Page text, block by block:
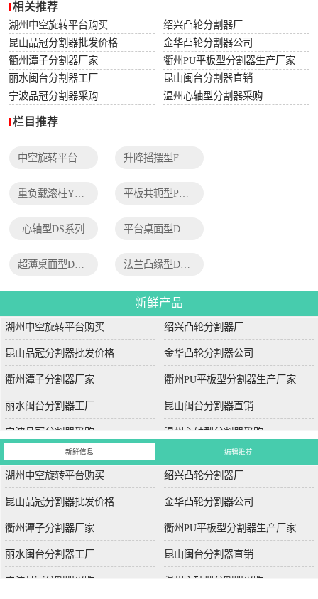
相关推荐
湖州中空旋转平台购买
绍兴凸轮分割器厂
昆山品冠分割器批发价格
金华凸轮分割器公司
衢州潭子分割器厂家
衢州PU平板型分割器生产厂家
丽水闽台分割器工厂
昆山闽台分割器直销
宁波品冠分割器采购
温州心轴型分割器采购
栏目推荐
升降摇摆型FH系列
心轴型DS系列 平台桌面型DT系列
法兰凸缘型DF系列
新鲜产品
湖州中空旋转平台购买 绍兴凸轮分割器厂
昆山品冠分割器批发价格 金华凸轮分割器公司
衢州潭子分割器厂家 衢州PU平板型分割器生产厂家
丽水闽台分割器工厂 昆山闽台分割器直销
宁波品冠分割器采购 温州心轴型分割器采购
新鲜信息 编辑推荐
湖州中空旋转平台购买 绍兴凸轮分割器厂
昆山品冠分割器批发价格 金华凸轮分割器公司
衢州潭子分割器厂家 衢州PU平板型分割器生产厂家
丽水闽台分割器工厂 昆山闽台分割器直销
宁波品冠分割器采购 温州心轴型分割器采购
列